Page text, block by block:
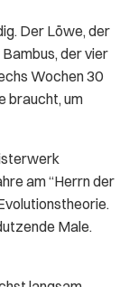
Der Löwe, der
der vier
Wochen 30
braucht, um
am “Herrn der
Male.